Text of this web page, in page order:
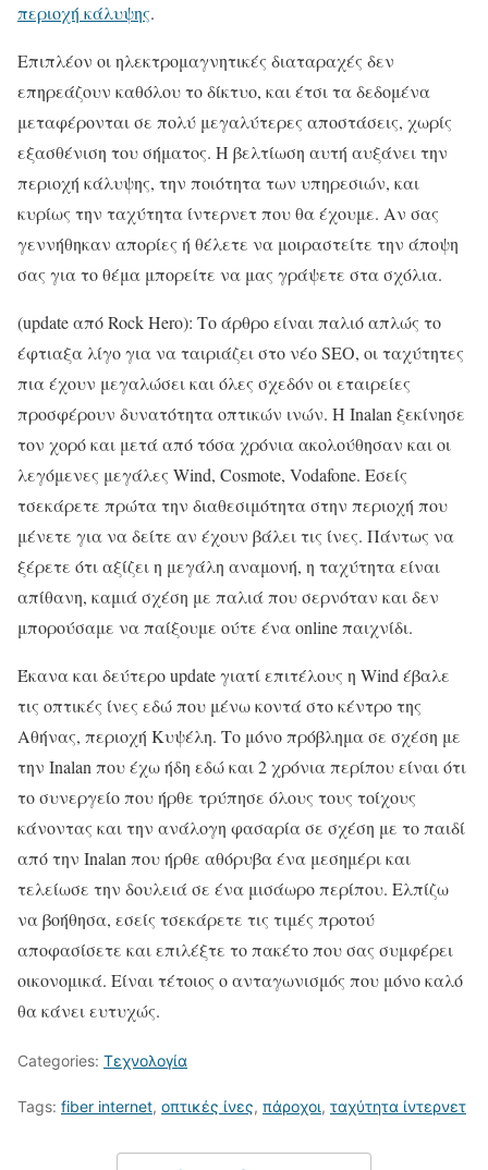
περιοχή κάλυψης.
Επιπλέον οι ηλεκτρομαγνητικές διαταραχές δεν
επηρεάζουν καθόλου το δίκτυο, και έτσι τα δεδομένα
μεταφέρονται σε πολύ μεγαλύτερες αποστάσεις, χωρίς
εξασθένιση του σήματος. Η βελτίωση αυτή αυξάνει την
περιοχή κάλυψης, την ποιότητα των υπηρεσιών, και
κυρίως την ταχύτητα ίντερνετ που θα έχουμε. Αν σας
γεννήθηκαν απορίες ή θέλετε να μοιραστείτε την άποψη
σας για το θέμα μπορείτε να μας γράψετε στα σχόλια.
(update από Rock Hero): Το άρθρο είναι παλιό απλώς το
έφτιαξα λίγο για να ταιριάζει στο νέο SEO, οι ταχύτητες
πια έχουν μεγαλώσει και όλες σχεδόν οι εταιρείες
προσφέρουν δυνατότητα οπτικών ινών. Η Inalan ξεκίνησε
τον χορό και μετά από τόσα χρόνια ακολούθησαν και οι
λεγόμενες μεγάλες Wind, Cosmote, Vodafone. Εσείς
τσεκάρετε πρώτα την διαθεσιμότητα στην περιοχή που
μένετε για να δείτε αν έχουν βάλει τις ίνες. Πάντως να
ξέρετε ότι αξίζει η μεγάλη αναμονή, η ταχύτητα είναι
απίθανη, καμιά σχέση με παλιά που σερνόταν και δεν
μπορούσαμε να παίξουμε ούτε ένα online παιχνίδι.
Έκανα και δεύτερο update γιατί επιτέλους η Wind έβαλε
τις οπτικές ίνες εδώ που μένω κοντά στο κέντρο της
Αθήνας, περιοχή Κυψέλη. Το μόνο πρόβλημα σε σχέση με
την Inalan που έχω ήδη εδώ και 2 χρόνια περίπου είναι ότι
το συνεργείο που ήρθε τρύπησε όλους τους τοίχους
κάνοντας και την ανάλογη φασαρία σε σχέση με το παιδί
από την Inalan που ήρθε αθόρυβα ένα μεσημέρι και
τελείωσε την δουλειά σε ένα μισάωρο περίπου. Ελπίζω
να βοήθησα, εσείς τσεκάρετε τις τιμές προτού
αποφασίσετε και επιλέξτε το πακέτο που σας συμφέρει
οικονομικά. Είναι τέτοιος ο ανταγωνισμός που μόνο καλό
θα κάνει ευτυχώς.
Categories: Τεχνολογία
Tags: fiber internet, οπτικές ίνες, πάροχοι, ταχύτητα ίντερνετ